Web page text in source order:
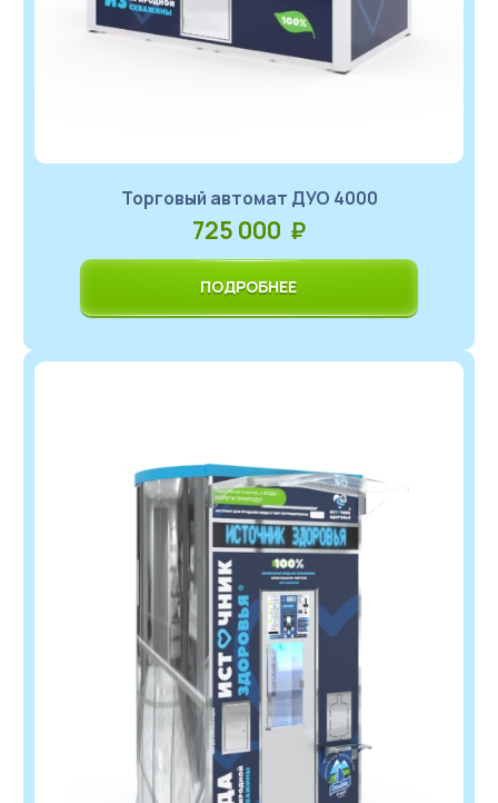
Торговый автомат ДУО 4000
725 000 ₽
ПОДРОБНЕЕ